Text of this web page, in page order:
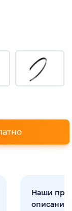
Наши